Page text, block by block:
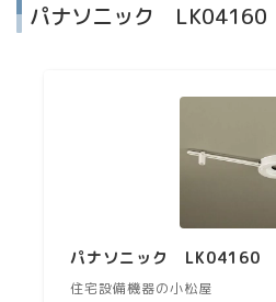
パナソニック LK04160
パナソニック LK04160
住宅設備機器の小松屋